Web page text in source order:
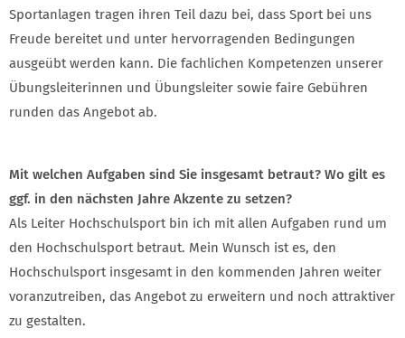
Sportanlagen tragen ihren Teil dazu bei, dass Sport bei uns
Freude bereitet und unter hervorragenden Bedingungen
ausgeübt werden kann. Die fachlichen Kompetenzen unserer
Übungsleiterinnen und Übungsleiter sowie faire Gebühren
runden das Angebot ab.
Mit welchen Aufgaben sind Sie insgesamt betraut? Wo gilt es
ggf. in den nächsten Jahre Akzente zu setzen?
Als Leiter Hochschulsport bin ich mit allen Aufgaben rund um
den Hochschulsport betraut. Mein Wunsch ist es, den
Hochschulsport insgesamt in den kommenden Jahren weiter
voranzutreiben, das Angebot zu erweitern und noch attraktiver
zu gestalten.